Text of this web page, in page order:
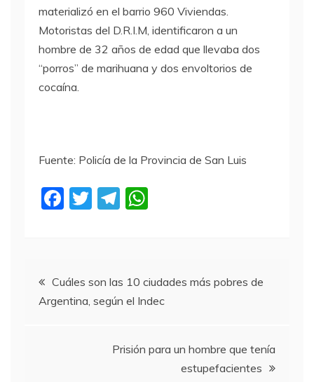
materializó en el barrio 960 Viviendas.
Motoristas del D.R.I.M, identificaron a un
hombre de 32 años de edad que llevaba dos
“porros” de marihuana y dos envoltorios de
cocaína.
Fuente: Policía de la Provincia de San Luis
F
b
o
T
T
a
m
A
p
Navegación
de
Cuáles son las 10 ciudades más pobres de
Argentina, según el Indec
Prisión para un hombre que tenía
estupefacientes